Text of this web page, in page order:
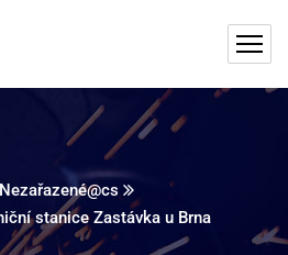
Nezařazené@cs
stanice Zastávka u Brna